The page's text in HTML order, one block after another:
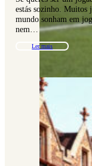
estás sozinho. Muitos
mundo sonham em
nem…
Ler mais